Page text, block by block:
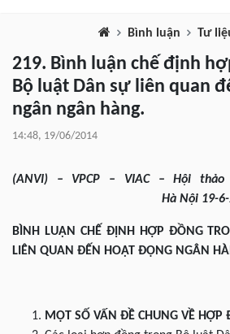
Bình luận Tư
219. Bình luận chế định
Bộ luật Dân sự liên quan
ngân ngân hàng.
14:48, 19/06/2014
(ANVI) – VPCP – VIAC – Hội
Hà Nội 19-6-
BÌNH LUẬN CHẾ ĐỊNH HỢP ĐỒNG
LIÊN QUAN ĐẾN HOẠT ĐỘNG NGÂN
MỘT SỐ VẤN ĐỀ CHUNG VỀ HỢP